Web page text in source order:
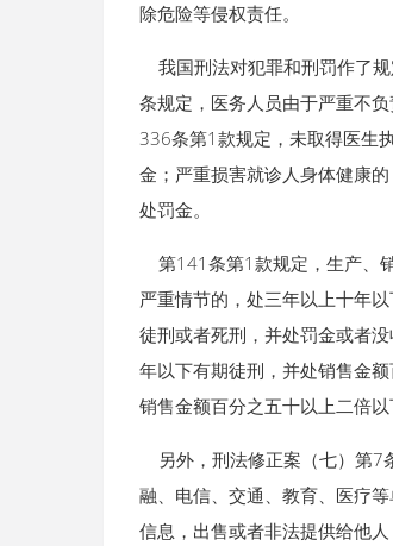
除危险等侵权责任。
我国刑法对犯罪和刑罚作了
条规定，医务人员由于严重不
336条第1款规定，未取得医生
金；严重损害就诊人身体健康
处罚金。
第141条第1款规定，生产、
严重情节的，处三年以上十年
徒刑或者死刑，并处罚金或者
年以下有期徒刑，并处销售金
销售金额百分之五十以上二倍以
另外，刑法修正案（七）第7
融、电信、交通、教育、医疗
信息，出售或者非法提供给他